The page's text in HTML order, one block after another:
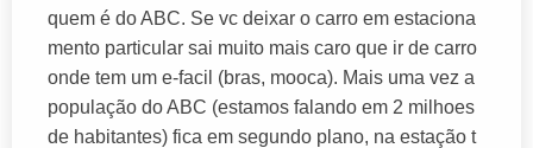
quem é do ABC. Se vc deixar o carro em estaciona
mento particular sai muito mais caro que ir de carro
onde tem um e-facil (bras, mooca). Mais uma vez a
população do ABC (estamos falando em 2 milhoes
de habitantes) fica em segundo plano, na estação t